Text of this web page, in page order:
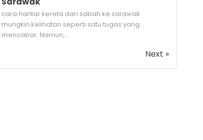
cara hantar kereta dari sabah ke sarawak
mungkin kelihatan seperti satu tugas yang
mencabar. Namun,...
Next »